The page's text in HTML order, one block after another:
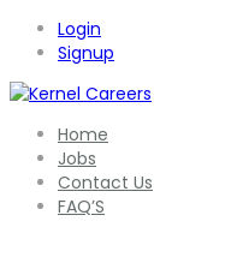
Login
Signup
Home
Jobs
Contact Us
FAQ’S